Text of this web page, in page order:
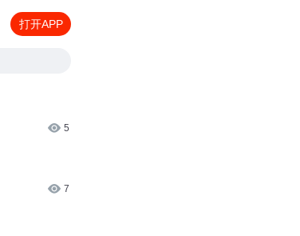
打开APP
5
7